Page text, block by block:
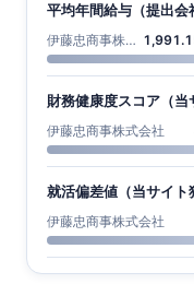
平均年間給与（提出会
伊藤忠商事株式会社
財務健康度スコア（当
伊藤忠商事株式会社
就活偏差値（当サイト
伊藤忠商事株式会社